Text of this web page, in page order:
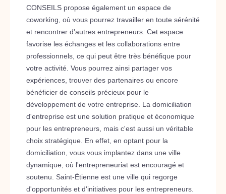
CONSEILS propose également un espace de
coworking, où vous pourrez travailler en toute sérénité
et rencontrer d'autres entrepreneurs. Cet espace
favorise les échanges et les collaborations entre
professionnels, ce qui peut être très bénéfique pour
votre activité. Vous pourrez ainsi partager vos
expériences, trouver des partenaires ou encore
bénéficier de conseils précieux pour le
développement de votre entreprise. La domiciliation
d'entreprise est une solution pratique et économique
pour les entrepreneurs, mais c'est aussi un véritable
choix stratégique. En effet, en optant pour la
domiciliation, vous vous implantez dans une ville
dynamique, où l'entrepreneuriat est encouragé et
soutenu. Saint-Étienne est une ville qui regorge
d'opportunités et d'initiatives pour les entrepreneurs.